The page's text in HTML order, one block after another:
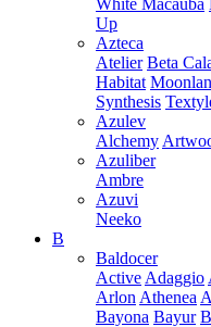
White Macauba
Up
Azteca
Atelier Beta
Habitat
Synthesis
Azulev
Alchemy
Azuliber
Ambre
Azuvi
Neeko
B
Baldocer
Active Adaggio
Arlon Athenea
Bayona Bayur